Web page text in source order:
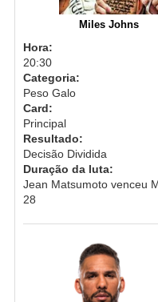
Miles Johns
Hora:
20:30
Categoria:
Peso Galo
Card:
Principal
Resultado:
Decisão Dividida
Duração da luta:
Jean Matsumoto venceu
28